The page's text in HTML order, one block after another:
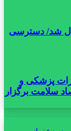
شد/ دسترسی
پزشکی و
سلامت برگزار